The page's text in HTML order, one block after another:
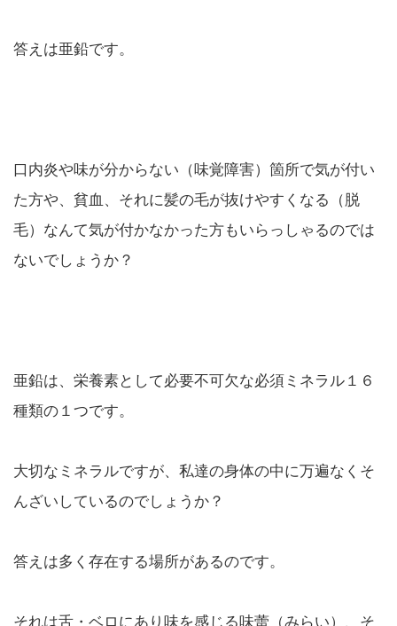
答えは亜鉛です。
口内炎や味が分からない（味覚障害）箇所で気が付い
た方や、貧血、それに髪の毛が抜けやすくなる（脱
毛）なんて気が付かなかった方もいらっしゃるのでは
ないでしょうか？
亜鉛は、栄養素として必要不可欠な必須ミネラル１６
種類の１つです。
大切なミネラルですが、私達の身体の中に万遍なくそ
んざいしているのでしょうか？
答えは多く存在する場所があるのです。
それは舌・ベロにあり味を感じる味蕾（みらい）、そ